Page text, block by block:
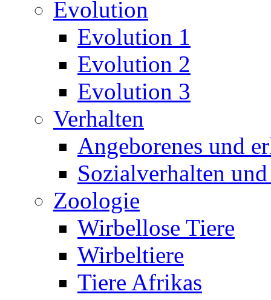
Evolution
Evolution 1
Evolution 2
Evolution 3
Verhalten
Angeborenes und
Sozialverhalten
Zoologie
Wirbellose Tiere
Wirbeltiere
Tiere Afrikas